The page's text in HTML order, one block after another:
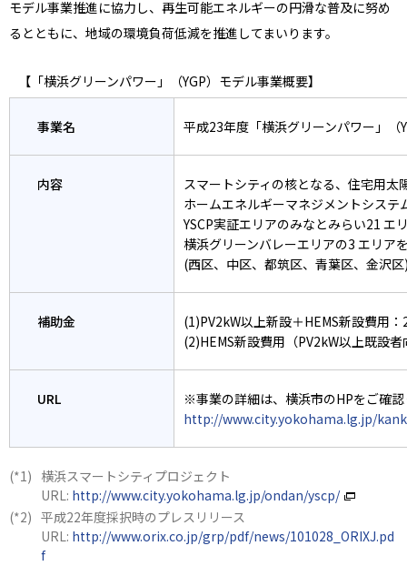
モデル事業推進に協力し、再生可能エネルギーの円滑な普及に努め
るとともに、地域の環境負荷低減を推進してまいります。
【「横浜グリーンパワー」（YGP）モデル事業概要】
事業名 平成23年度「横浜グリーンパワー」（
内容
スマートシティの核となる、住宅用太
ホームエネルギーマネジメントシステ
YSCP実証エリアのみなとみらい21 エ
横浜グリーンバレーエリアの3 エリア
(西区、中区、都筑区、青葉区、金沢
補助金
(1)PV2kW以上新設＋HEMS新設費用
(2)HEMS新設費用（PV2kW以上既設
URL
※事業の詳細は、横浜市のHPをご確
http://www.city.yokohama.lg.jp/
横浜スマートシティプロジェクト
URL: http://www.city.yokohama.lg.jp/ondan/yscp/
平成22年度採択時のプレスリリース
URL: http://www.orix.co.jp/grp/pdf/news/101028_ORIXJ.pd
f